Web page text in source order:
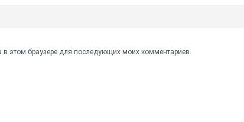
в этом браузере для последующих моих комментариев.